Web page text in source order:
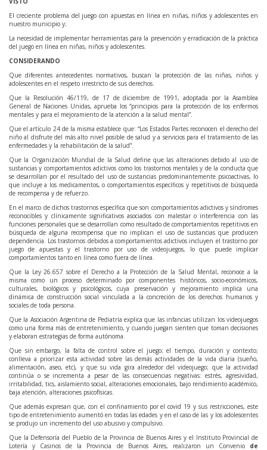
El creciente problema del juego con apuestas en línea en niñas, niños y adolescentes en
nuestro municipio y;
La necesidad de implementar herramientas para la prevención y erradicación de la práctica
del juego en línea en niñas, niños y adolescentes.
CONSIDERANDO
Que diferentes antecedentes normativos, buscan la protección de las niñas, niños y
adolescentes en el respeto irrestricto de sus derechos.
Que la Resolución 46/119, de 17 de diciembre de 1991, adoptada por la Asamblea
General de Naciones Unidas, aprueba los “principios para la protección de los enfermos
mentales y para el mejoramiento de la atención a la salud mental”.
Que el artículo 24 de la misma establece que: “Los Estados Partes reconocen el derecho del
niño al disfrute del más alto nivel posible de salud y a servicios para el tratamiento de las
enfermedades y la rehabilitación de la salud”.
Que la Organización Mundial de la Salud define que las alteraciones debido al uso de
sustancias y comportamientos adictivos como los trastornos mentales y de la conducta que
se desarrollan por el resultado del uso de sustancias predominantemente psicoactivas, lo
que incluye a los medicamentos, o comportamientos específicos y repetitivos de búsqueda
de recompensa y de refuerzo.
En el marco de dichos trastornos específica que son comportamientos adictivos y síndromes
reconocibles y clínicamente significativos asociados con malestar o interferencia con las
funciones personales que se desarrollan como resultado de comportamientos repetitivos en
búsqueda de alguna recompensa que no implican el uso de sustancias que producen
dependencia. Los trastornos debidos a comportamientos adictivos incluyen el trastorno por
juego de apuestas y el trastorno por uso de videojuegos, lo que puede implicar
comportamientos tanto en línea como fuera de línea.
Que la Ley 26.657 sobre el Derecho a la Protección de la Salud Mental, reconoce a la
misma como un proceso determinado por componentes históricos, socio-económicos,
culturales, biológicos y psicológicos, cuya preservación y mejoramiento implica una
dinámica de construcción social vinculada a la concreción de los derechos humanos y
sociales de toda persona.
Que la Asociación Argentina de Pediatría explica que las infancias utilizan los videojuegos
como una forma más de entretenimiento, y cuando juegan sienten que toman decisiones
y elaboran estrategias de forma autónoma.
Que sin embargo, la falta de control sobre el juego; el tiempo, duración y contexto;
conlleva a priorizar esta actividad sobre las demás actividades de la vida diaria (sueño,
alimentación, aseo, etc), y que su vida gira alrededor del videojuego; que la actividad
continúa o se incrementa a pesar de las consecuencias negativas: estrés, agresividad,
irritabilidad, tics, aislamiento social, alteraciones emocionales, bajo rendimiento académico,
baja atención, alteraciones psicofísicas.
Que además expresan que, con el confinamiento por el covid 19 y sus restricciones, este
tipo de entretenimiento aumentó en todas las edades y en el caso de las y los adolescentes
se produjo un incremento del uso abusivo y compulsivo.
Que la Defensoría del Pueblo de la Provincia de Buenos Aires y el Instituto Provincial de
Lotería y Casinos de la Provincia de Buenos Aires, realizaron un Convenio de